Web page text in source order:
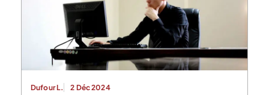
Dufour L. 2 Déc 2024